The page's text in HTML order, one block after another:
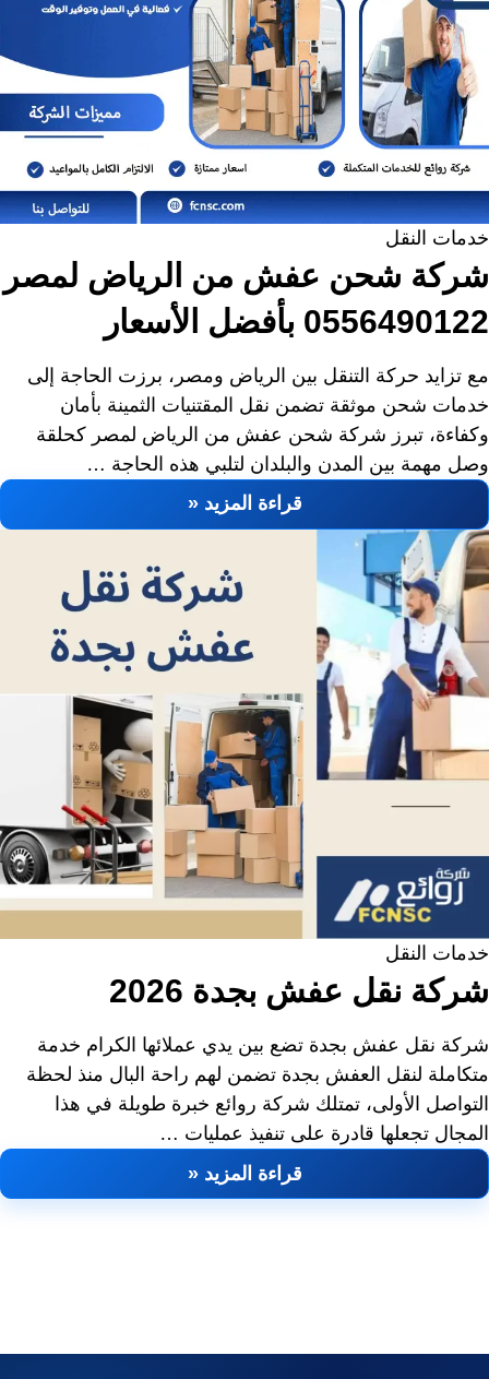
خدمات النقل
شركة شحن عفش من الرياض لمصر
0556490122 بأفضل الأسعار
مع تزايد حركة التنقل بين الرياض ومصر، برزت الحاجة إلى
خدمات شحن موثقة تضمن نقل المقتنيات الثمينة بأمان
وكفاءة، تبرز شركة شحن عفش من الرياض لمصر كحلقة
وصل مهمة بين المدن والبلدان لتلبي هذه الحاجة …
قراءة المزيد «
خدمات النقل
شركة نقل عفش بجدة 2026
شركة نقل عفش بجدة تضع بين يدي عملائها الكرام خدمة
متكاملة لنقل العفش بجدة تضمن لهم راحة البال منذ لحظة
التواصل الأولى، تمتلك شركة روائع خبرة طويلة في هذا
المجال تجعلها قادرة على تنفيذ عمليات …
قراءة المزيد «